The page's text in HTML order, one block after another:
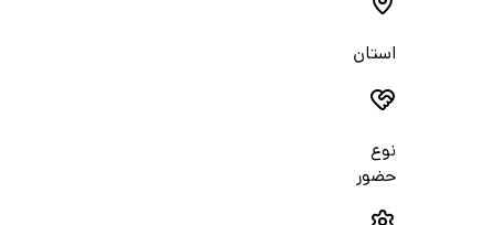
استان
نوع
حضور